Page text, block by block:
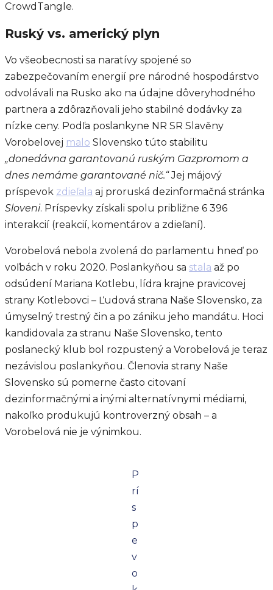
CrowdTangle.
Ruský vs. americký plyn
Vo všeobecnosti sa naratívy spojené so
zabezpečovaním energií pre národné hospodárstvo
odvolávali na Rusko ako na údajne dôveryhodného
partnera a zdôrazňovali jeho stabilné dodávky za
nízke ceny. Podľa poslankyne NR SR Slavěny
Vorobelovej malo Slovensko túto stabilitu
„donedávna garantovanú ruským Gazpromom a
dnes nemáme garantované nič.“Jej májový
príspevok zdieľala aj proruská dezinformačná stránka
Sloveni. Príspevky získali spolu približne 6 396
interakcií (reakcií, komentárov a zdieľaní).
Vorobelová nebola zvolená do parlamentu hneď po
voľbách v roku 2020. Poslankyňou sa stala až po
odsúdení Mariana Kotlebu, lídra krajne pravicovej
strany Kotlebovci – Ľudová strana Naše Slovensko, za
úmyselný trestný čin a po zániku jeho mandátu. Hoci
kandidovala za stranu Naše Slovensko, tento
poslanecký klub bol rozpustený a Vorobelová je teraz
nezávislou poslankyňou. Členovia strany Naše
Slovensko sú pomerne často citovaní
dezinformačnými a inými alternatívnymi médiami,
nakoľko produkujú kontroverzný obsah – a
Vorobelová nie je výnimkou.
P
rí
s
p
e
v
o